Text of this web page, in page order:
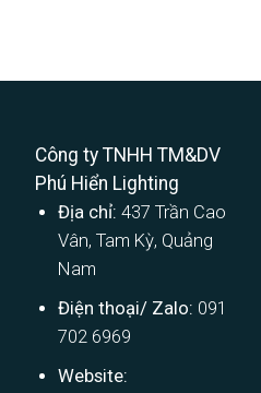
Công ty TNHH TM&DV
Phú Hiển Lighting
Địa chỉ: 437 Trần Cao
Vân, Tam Kỳ, Quảng
Nam
Điện thoại/ Zalo: 091
702 6969
Website: